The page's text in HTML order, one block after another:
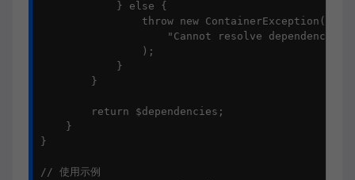
            } else {
                throw new ContainerException(
"Cannot resolve dependency:
                );
            }
        }
        return $dependencies;
    }
}
// 使用示例